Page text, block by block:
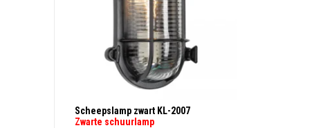
Scheepslamp zwart KL-2007
Zwarte schuurlamp